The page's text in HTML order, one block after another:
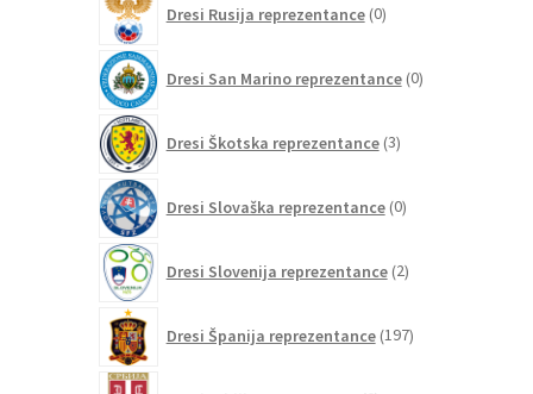
Dresi Rusija reprezentance 0izdelkov
Dresi San Marino reprezentance 0izdelkov
Dresi Škotska reprezentance 3izdelki
Dresi Slovaška reprezentance 0izdelkov
Dresi Slovenija reprezentance 2izdelka
Dresi Španija reprezentance 197izdelkov